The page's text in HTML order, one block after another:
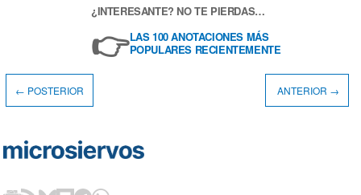
¿INTERESANTE? NO TE PIERDAS…
👉LAS 100 ANOTACIONES MÁS
POPULARES RECIENTEMENTE
← POSTERIOR ANTERIOR →